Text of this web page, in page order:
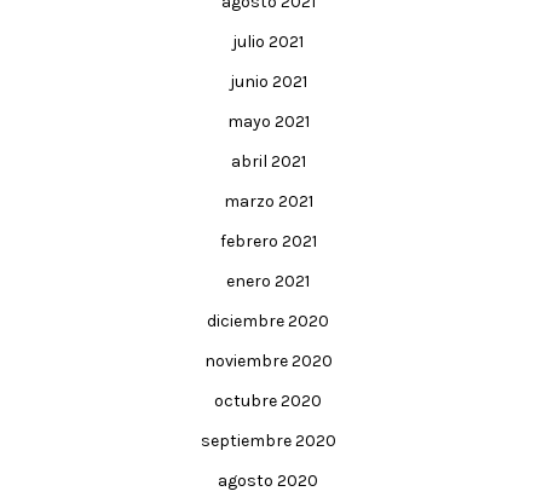
julio 2021
junio 2021
mayo 2021
abril 2021
marzo 2021
febrero 2021
enero 2021
diciembre 2020
noviembre 2020
octubre 2020
septiembre 2020
agosto 2020